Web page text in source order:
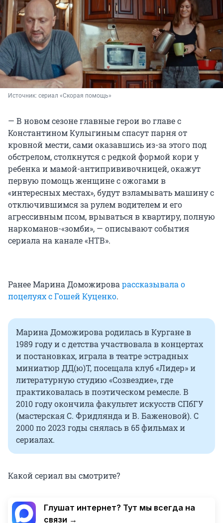
Источник: сериал «Скорая помощь»
— В новом сезоне главные герои во главе с
Константином Кулыгиным спасут парня от
кровной мести, сами оказавшись из-за этого под
обстрелом, столкнутся с редкой формой кори у
ребенка и мамой-антипрививочницей, окажут
первую помощь женщине с ожогами в
«интересных местах», будут взламывать машину с
отключившимся за рулем водителем и его
агрессивным псом, врываться в квартиру, полную
наркоманов-«зомби», — описывают события
сериала на канале «НТВ».
Ранее Марина Доможироварассказывала о
поцелуях с Гошей Куценко.
Марина Доможирова родилась в Кургане в
1989 году и с детства участвовала в концертах
и постановках, играла в театре эстрадных
миниатюр ДД(ю)Т, посещала клуб «Лидер» и
литературную студию «Созвездие», где
практиковалась в поэтическом ремесле. В
2010 году окончила факультет искусств СПбГУ
(мастерская С. Фридлянда и В. Баженовой). С
2000 по 2023 годы снялась в 65 фильмах и
сериалах.
Какой сериал вы смотрите?
Глушат интернет? Тут мы всегда на
связи →